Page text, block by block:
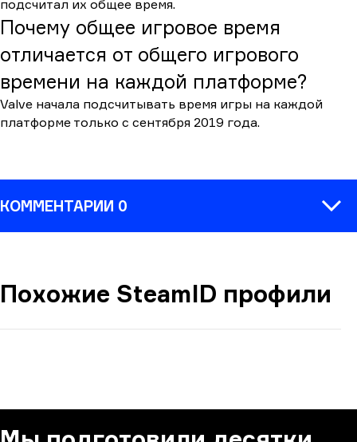
подсчитал их общее время.
Почему общее игровое время
отличается от общего игрового
времени на каждой платформе?
Valve начала подсчитывать время игры на каждой
платформе только с сентября 2019 года.
КОММЕНТАРИИ 0
КОММЕНТАРИЙ
Похожие SteamID профили